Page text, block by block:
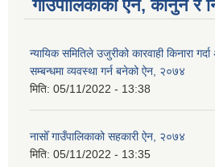
गाउँपालिकाका ऐन, कानुन र
न्यायिक समितिले उजुरीको कारवाही किनारा गर्दा
सम्बन्धमा व्यवस्था गर्न बनेको ऐन, २०७४
मिति: 05/11/2022 - 13:38
नासोँ गाउँपालिकाको सहकारी ऐन, २०७४
मिति: 05/11/2022 - 13:35